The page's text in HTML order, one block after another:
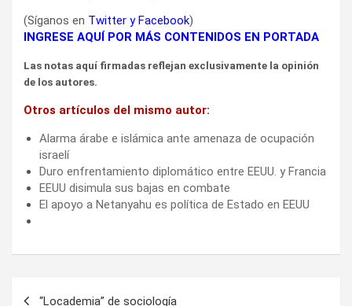
(Síganos en Twitter yFacebook)
INGRESE AQUÍ POR MÁS CONTENIDOS EN PORTADA
Las notas aquí firmadas reflejan exclusivamente la opinión
de los autores.
Otros artículos del mismo autor:
Alarma árabe e islámica ante amenaza de ocupación
israelí
Duro enfrentamiento diplomático entre EEUU. y Francia
EEUU disimula sus bajas en combate
El apoyo a Netanyahu es política de Estado en EEUU
“Locademia” de sociología